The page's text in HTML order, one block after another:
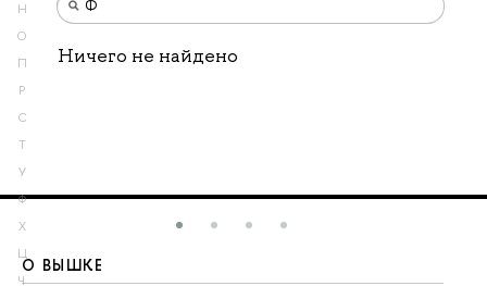
Н
О
П
Р
С
Т
У
Ф
Х
Ц
Ч
Ничего не найдено
О ВЫШКЕ